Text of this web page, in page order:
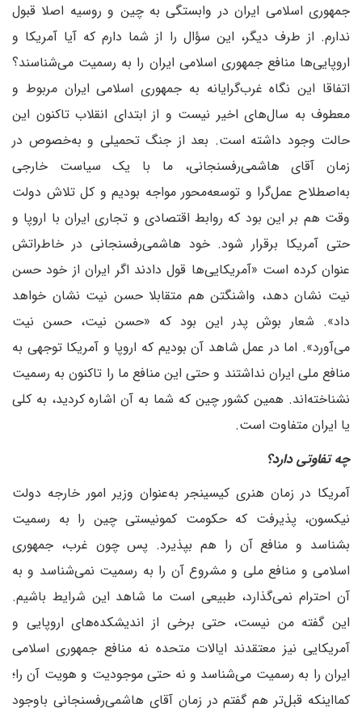
جمهوری اسلامی ایران در وابستگی به چین و روسیه اصلا قبول
ندارم. از طرف دیگر، این سؤال را از شما دارم که آیا آمریکا و
اروپایی‌ها منافع جمهوری اسلامی ایران را به رسمیت می‌شناسند؟
اتفاقا این نگاه غرب‌گرایانه به جمهوری اسلامی ایران مربوط و
معطوف به سال‌های اخیر نیست و از ابتدای انقلاب تاکنون این
حالت وجود داشته است. بعد از جنگ تحمیلی و به‌خصوص در
زمان آقای هاشمی‌رفسنجانی، ما با یک سیاست خارجی
به‌اصطلاح عمل‌گرا و توسعه‌محور مواجه بودیم و کل تلاش دولت
وقت هم بر این بود که روابط اقتصادی و تجاری ایران با اروپا و
حتی آمریکا برقرار شود. خود هاشمی‌رفسنجانی در خاطراتش
عنوان کرده است «آمریکایی‌ها قول دادند اگر ایران از خود حسن
نیت نشان دهد، واشنگتن هم متقابلا حسن نیت نشان خواهد
داد». شعار بوش پدر این بود که «حسن نیت، حسن نیت
می‌آورد». اما در عمل شاهد آن بودیم که اروپا و آمریکا توجهی به
منافع ملی ایران نداشتند و حتی این منافع ما را تاکنون به رسمیت
نشناخته‌اند. همین کشور چین که شما به آن اشاره کردید، به کلی
یا ایران متفاوت است.
‌چه تفاوتی دارد؟
آمریکا در زمان هنری کیسینجر به‌عنوان وزیر امور خارجه دولت
نیکسون، پذیرفت که حکومت کمونیستی چین را به رسمیت
بشناسد و منافع آن را هم بپذیرد. پس چون غرب، جمهوری
اسلامی و منافع ملی و مشروع آن را به رسمیت نمی‌شناسد و به
آن احترام نمی‌گذارد، طبیعی است ما شاهد این شرایط باشیم.
این گفته من نیست، حتی برخی از اندیشکده‌های اروپایی و
آمریکایی نیز معتقدند ایالات متحده نه منافع جمهوری اسلامی
ایران را به رسمیت می‌شناسد و نه حتی موجودیت و هویت آن را؛
کما‌اینکه قبل‌تر هم گفتم در زمان آقای هاشمی‌رفسنجانی باوجود